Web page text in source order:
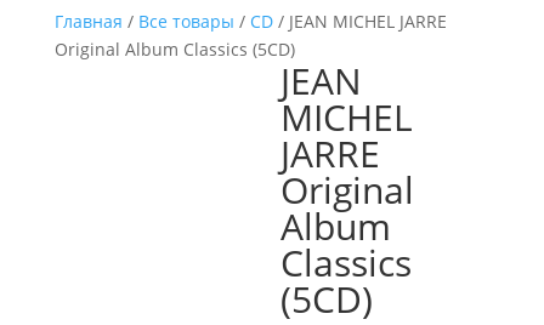
Главная / Все товары / CD/ JEAN MICHEL JARRE
Original Album Classics (5CD)
JEAN
MICHEL
JARRE
Original
Album
Classics
(5CD)